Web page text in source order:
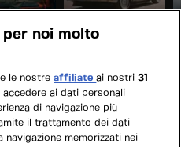
noi molto
le nostreaffiliateai nostri31
ai dati personali
di navigazione più
il trattamento dei dati
memorizzati nei